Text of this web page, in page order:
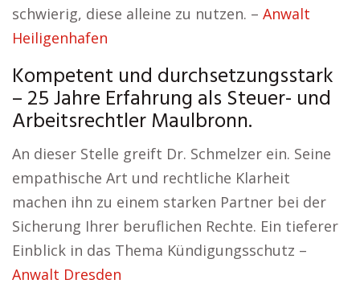
schwierig, diese alleine zu nutzen. – Anwalt
Heiligenhafen
Kompetent und durchsetzungsstark
– 25 Jahre Erfahrung als Steuer- und
Arbeitsrechtler Maulbronn.
An dieser Stelle greift Dr. Schmelzer ein. Seine
empathische Art und rechtliche Klarheit
machen ihn zu einem starken Partner bei der
Sicherung Ihrer beruflichen Rechte. Ein tieferer
Einblick in das Thema Kündigungsschutz –
Anwalt Dresden